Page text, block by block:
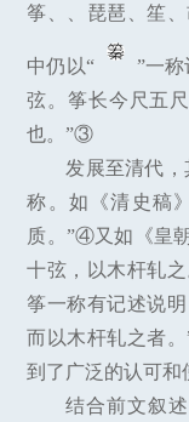
筝、、琵琶、笙
中仍以“ ”一称
弦。筝长今尺五
也。”③
发展至清代，
称。如《清史稿
质。”④又如《皇
十弦，以木杆轧
筝一称有记述说
而以木杆轧之者
到了广泛的认可和
结合前文叙